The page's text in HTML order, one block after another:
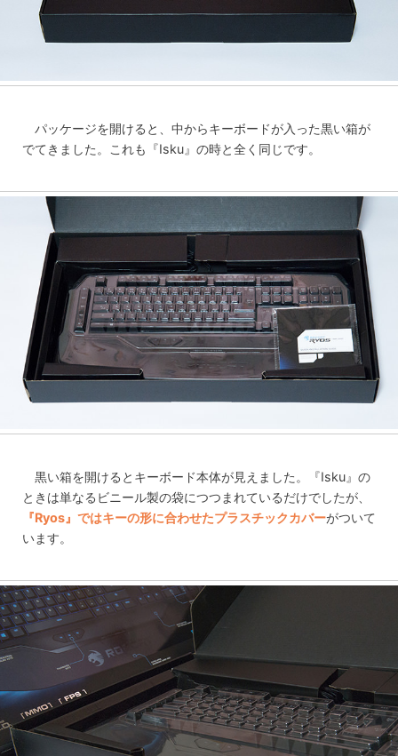
パッケージを開けると、中からキーボードが入った黒い箱が
でてきました。これも『Isku』の時と全く同じです。
黒い箱を開けるとキーボード本体が見えました。『Isku』の
ときは単なるビニール製の袋につつまれているだけでしたが、
『Ryos』ではキーの形に合わせたプラスチックカバーがついて
います。